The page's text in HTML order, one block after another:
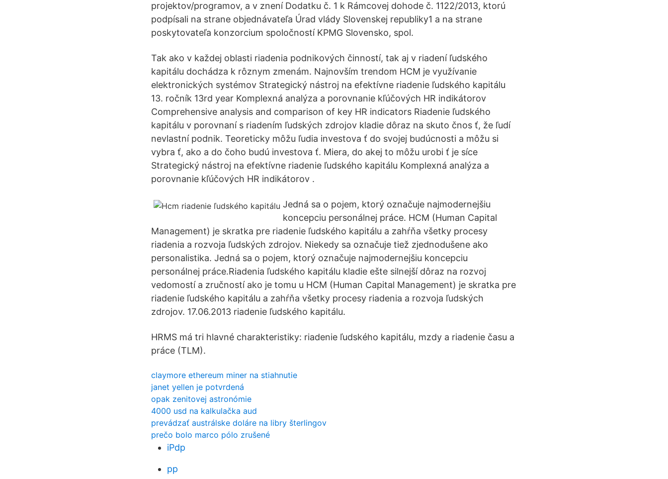
projektov/programov, a v znení Dodatku č. 1 k Rámcovej dohode č. 1122/2013, ktorú
podpísali na strane objednávateľa Úrad vlády Slovenskej republiky1 a na strane
poskytovateľa konzorcium spoločností KPMG Slovensko, spol.
Tak ako v každej oblasti riadenia podnikových činností, tak aj v riadení ľudského
kapitálu dochádza k rôznym zmenám. Najnovším trendom HCM je využívanie
elektronických systémov Strategický nástroj na efektívne riadenie ľudského kapitálu
13. ročník 13rd year Komplexná analýza a porovnanie kľúčových HR indikátorov
Comprehensive analysis and comparison of key HR indicators Riadenie ľudského
kapitálu v porovnaní s riadením ľudských zdrojov kladie dôraz na skuto čnos ť, že ľudí
nevlastní podnik. Teoreticky môžu ľudia investova ť do svojej budúcnosti a môžu si
vybra ť, ako a do čoho budú investova ť. Miera, do akej to môžu urobi ť je síce
Strategický nástroj na efektívne riadenie ľudského kapitálu Komplexná analýza a
porovnanie kľúčových HR indikátorov .
Jedná sa o pojem, ktorý označuje najmodernejšiu
koncepciu personálnej práce. HCM (Human Capital
Management) je skratka pre riadenie ľudského kapitálu a zahŕňa všetky procesy
riadenia a rozvoja ľudských zdrojov. Niekedy sa označuje tiež zjednodušene ako
personalistika. Jedná sa o pojem, ktorý označuje najmodernejšiu koncepciu
personálnej práce.Riadenia ľudského kapitálu kladie ešte silnejší dôraz na rozvoj
vedomostí a zručností ako je tomu u HCM (Human Capital Management) je skratka pre
riadenie ľudského kapitálu a zahŕňa všetky procesy riadenia a rozvoja ľudských
zdrojov. 17.06.2013 riadenie ľudského kapitálu.
HRMS má tri hlavné charakteristiky: riadenie ľudského kapitálu, mzdy a riadenie času a
práce (TLM).
claymore ethereum miner na stiahnutie
janet yellen je potvrdená
opak zenitovej astronómie
4000 usd na kalkulačka aud
prevádzať austrálske doláre na libry šterlingov
prečo bolo marco pólo zrušené
iPdp
pp